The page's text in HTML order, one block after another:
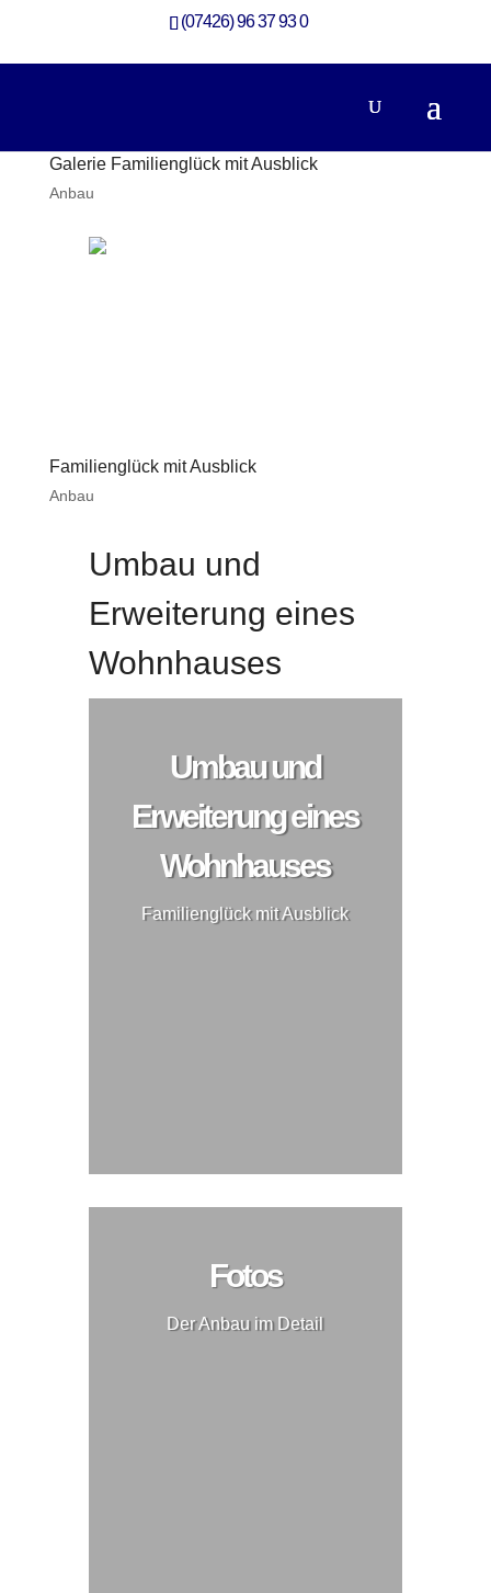
(07426) 96 37 93 0
Galerie Familienglück mit Ausblick
Anbau
Familienglück mit Ausblick
Anbau
Umbau und
Erweiterung eines
Wohnhauses
Umbau und
Erweiterung eines
Wohnhauses
Familienglück mit Ausblick
Fotos
Der Anbau im Detail